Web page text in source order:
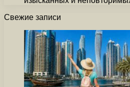
Свежие записи